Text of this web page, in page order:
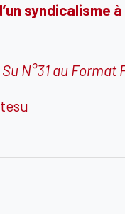
syndicalisme
N°31 au Format